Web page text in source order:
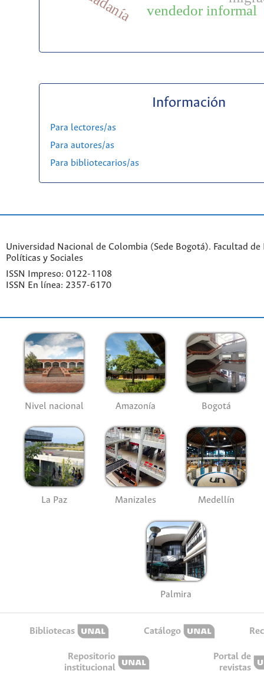
vendedor informal
Información
Para lectores/as
Para autores/as
Para bibliotecarios/as
Universidad Nacional de Colombia (Sede Bogotá). Facultad de
Políticas y Sociales
ISSN Impreso: 0122-1108
ISSN En línea: 2357-6170
Nivel nacional Amazonía Bogotá
La Paz Manizales Medellín
Palmira
Bibliotecas Catálogo
Repositorio
institucional
Portal de
revistas